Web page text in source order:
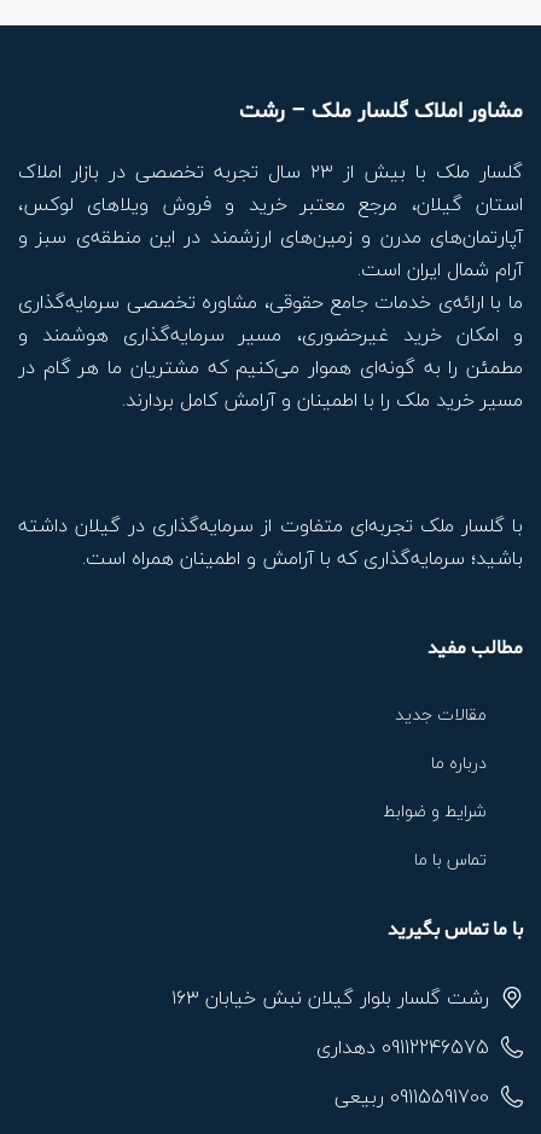
مشاور املاک گلسار ملک – رشت
گلسار ملک با بیش از ۲۳ سال تجربه تخصصی در بازار املاک
استان گیلان، مرجع معتبر خرید و فروش ویلاهای لوکس،
آپارتمان‌های مدرن و زمین‌های ارزشمند در این منطقه‌ی سبز و
آرام شمال ایران است.
ما با ارائه‌ی خدمات جامع حقوقی، مشاوره تخصصی سرمایه‌گذاری
و امکان خرید غیرحضوری، مسیر سرمایه‌گذاری هوشمند و
مطمئن را به گونه‌ای هموار می‌کنیم که مشتریان ما هر گام در
مسیر خرید ملک را با اطمینان و آرامش کامل بردارند.
با گلسار ملک تجربه‌ای متفاوت از سرمایه‌گذاری در گیلان داشته
باشید؛ سرمایه‌گذاری که با آرامش و اطمینان همراه است.
مطالب مفید
مقالات جدید
درباره ما
شرایط و ضوابط
تماس با ما
با ما تماس بگیرید
رشت گلسار بلوار گیلان نبش خیابان ۱۶۳
09112246575 دهداری
09115591700 ربیعی